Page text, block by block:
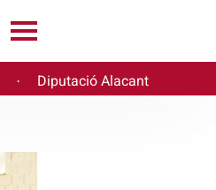
· Diputació Alacant